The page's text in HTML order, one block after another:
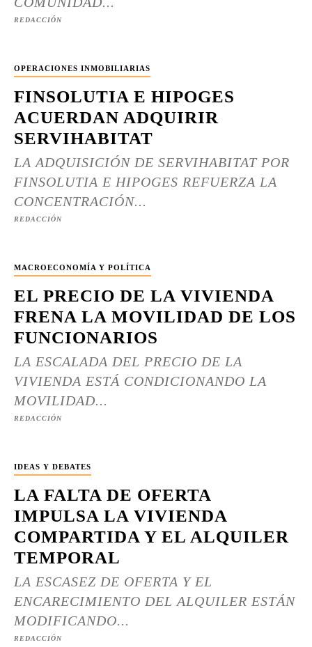
REDACCIÓN
OPERACIONES INMOBILIARIAS
FINSOLUTIA E HIPOGES
ACUERDAN ADQUIRIR
SERVIHABITAT
LA ADQUISICIÓN DE SERVIHABITAT POR
FINSOLUTIA E HIPOGES REFUERZA LA
CONCENTRACIÓN...
REDACCIÓN
MACROECONOMÍA Y POLÍTICA
EL PRECIO DE LA VIVIENDA
FRENA LA MOVILIDAD DE LOS
FUNCIONARIOS
LA ESCALADA DEL PRECIO DE LA
VIVIENDA ESTÁ CONDICIONANDO LA
MOVILIDAD...
REDACCIÓN
IDEAS Y DEBATES
LA FALTA DE OFERTA
IMPULSA LA VIVIENDA
COMPARTIDA Y EL ALQUILER
TEMPORAL
LA ESCASEZ DE OFERTA Y EL
ENCARECIMIENTO DEL ALQUILER ESTÁN
MODIFICANDO...
REDACCIÓN